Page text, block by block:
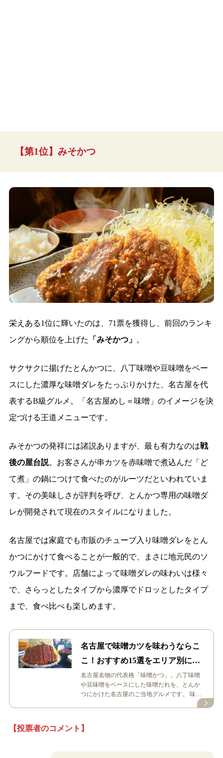
【第1位】みそかつ
栄えある1位に輝いたのは、71票を獲得し、前回のランキ
ングから順位を上げた
「みそかつ」 。
サクサクに揚げたとんかつに、八丁味噌や豆味噌をベー
スにした濃厚な味噌ダレをたっぷりかけた、名古屋を代
表するB級グルメ。「名古屋めし＝味噌」のイメージを決
定づける王道メニューです。
みそかつの発祥には諸説ありますが、最も有力なのは戦
後の屋台説。お客さんが串カツを赤味噌で煮込んだ「ど
て煮」の鍋につけて食べたのがルーツだといわれていま
す。その美味しさが評判を呼び、とんかつ専用の味噌ダ
レが開発されて現在のスタイルになりました。
名古屋では家庭でも市販のチューブ入り味噌ダレをとん
かつにかけて食べることが一般的で、まさに地元民のソ
ウルフードです。店舗によって味噌ダレの味わいは様々
で、さらっとしたタイプから濃厚でドロッとしたタイプ
まで、食べ比べも楽しめます。
名古屋で味噌カツを味わうならこ
こ！おすすめ15選をエリア別に一
挙紹介
名古屋名物の代表格「味噌かつ」。八丁味噌
や豆味噌をベースにした味噌だれを、とんか
つにかけた名古屋のご当地グルメです。 味噌
【投票者のコメント】